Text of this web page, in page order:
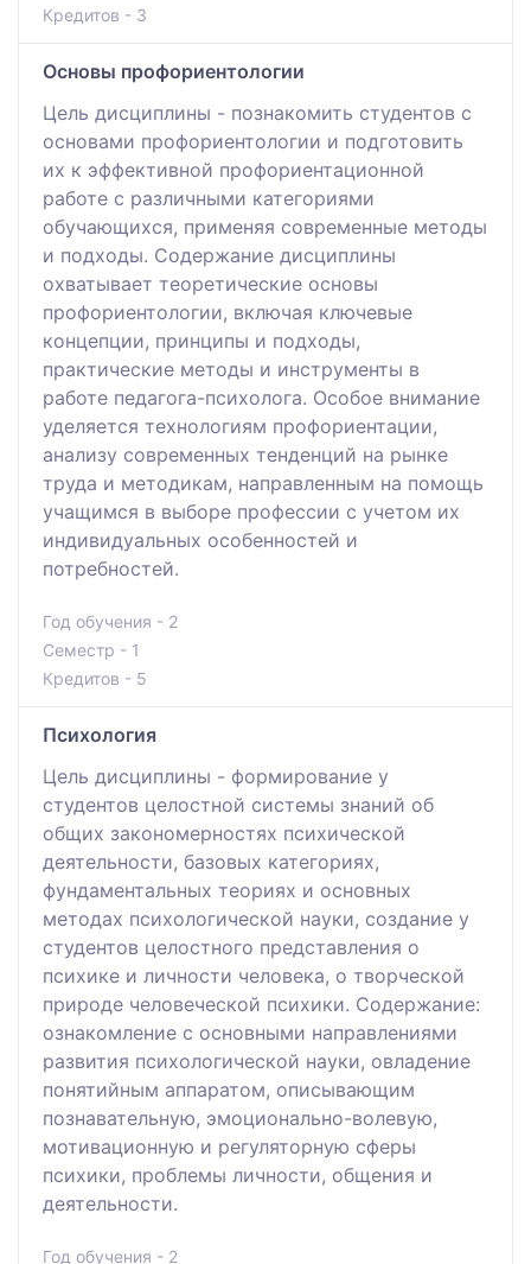
Кредитов - 3
Основы профориентологии
Цель дисциплины - познакомить студентов с
основами профориентологии и подготовить
их к эффективной профориентационной
работе с различными категориями
обучающихся, применяя современные методы
и подходы. Содержание дисциплины
охватывает теоретические основы
профориентологии, включая ключевые
концепции, принципы и подходы,
практические методы и инструменты в
работе педагога-психолога. Особое внимание
уделяется технологиям профориентации,
анализу современных тенденций на рынке
труда и методикам, направленным на помощь
учащимся в выборе профессии с учетом их
индивидуальных особенностей и
потребностей.
Год обучения - 2
Семестр - 1
Кредитов - 5
Психология
Цель дисциплины - формирование у
студентов целостной системы знаний об
общих закономерностях психической
деятельности, базовых категориях,
фундаментальных теориях и основных
методах психологической науки, создание у
студентов целостного представления о
психике и личности человека, о творческой
природе человеческой психики. Содержание:
ознакомление с основными направлениями
развития психологической науки, овладение
понятийным аппаратом, описывающим
познавательную, эмоционально-волевую,
мотивационную и регуляторную сферы
психики, проблемы личности, общения и
деятельности.
Год обучения - 2